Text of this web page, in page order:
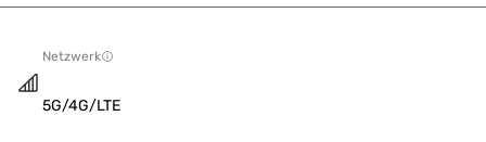
Netzwerk
5G/4G/LTE